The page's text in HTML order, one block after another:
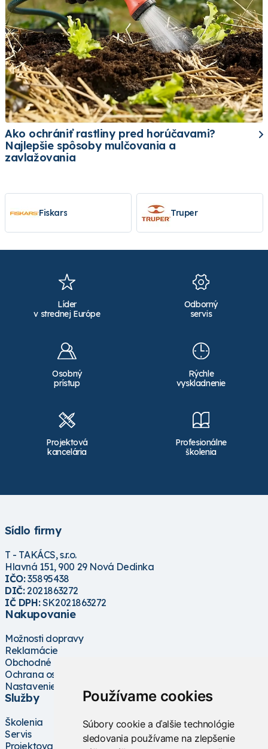
Používame cookies
Súbory cookie a ďalšie technológie
sledovania používame na zlepšenie
Ako ochrániť rastliny pred horúčavami?
Najlepšie spôsoby mulčovania a
zavlažovania
Fiskars Truper
Líder
v strednej Európe
Odborný
servis
Osobný
prístup
Rýchle
vyskladnenie
Projektová
kancelária
Profesionálne
školenia
Sídlo firmy
T - TAKÁCS, s.r.o.
Hlavná 151, 900 29 Nová Dedinka
IČO:35895438
DIČ:2021863272
IČ DPH:SK2021863272
Nakupovanie
Možnosti dopravy
Reklamácie
Obchodné podmienky
Ochrana osobných údajov
Nastavenie cookies
Služby
Školenia
Servis
Projektovanie